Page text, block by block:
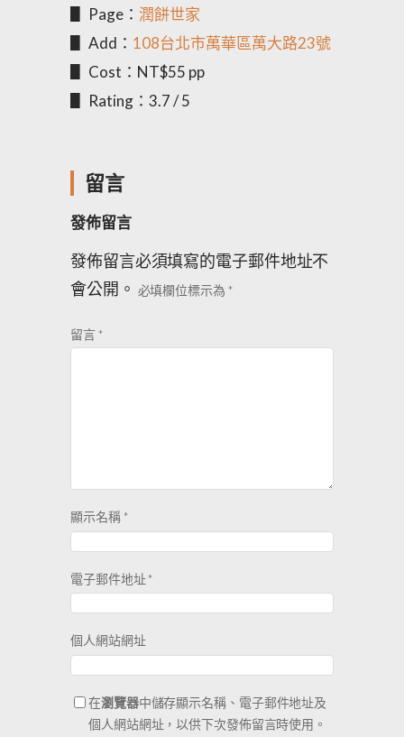
▋ Page： 潤餅世家
▋ Add： 108台北市萬華區萬大路23號
▋ Cost：NT$55 pp
▋ Rating：3.7 / 5
留言
發佈留言
發佈留言必須填寫的電子郵件地址不
會公開。 必填欄位標示為 *
留言*
顯示名稱*
電子郵件地址*
個人網站網址
在瀏覽器中儲存顯示名稱、電子郵件地址及
個人網站網址，以供下次發佈留言時使用。